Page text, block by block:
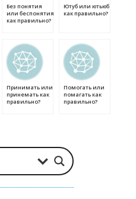
Без понятия
или беспонятия
как правильно?
Ютуб или ютьюб
как правильно?
Принимать или
принемать как
правильно?
Помогать или
помагать как
правильно?